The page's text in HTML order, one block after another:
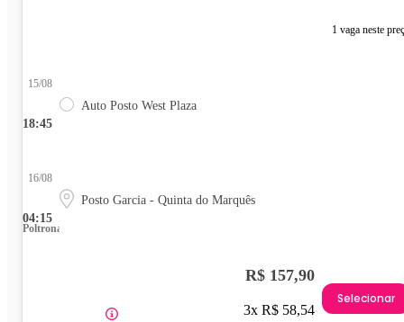
1 vaga neste
18:45
15/08
Auto Posto West Plaza
04:15
16/08
Posto Garcia - Quinta do Marquês
Poltrona
R$ 157,90
3x R$ 58,54
Selecionar